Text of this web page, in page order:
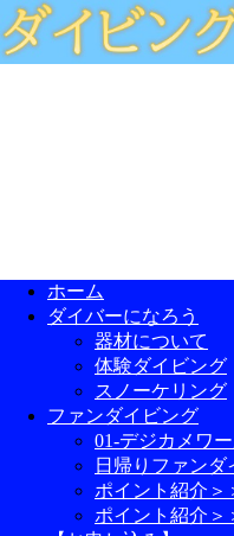
ホーム
ダイバーになろう
器材について
体験ダイビング
スノーケリング
ファンダイビング
01-デジカメワ
日帰りファンダ
ポイント紹介＞
ポイント紹介＞